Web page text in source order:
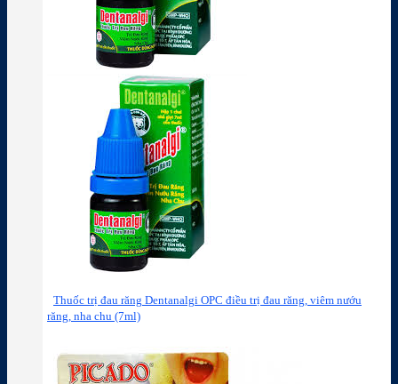
Thuốc trị đau răng Dentanalgi OPC điều trị đau răng, viêm nướu
răng, nha chu (7ml)